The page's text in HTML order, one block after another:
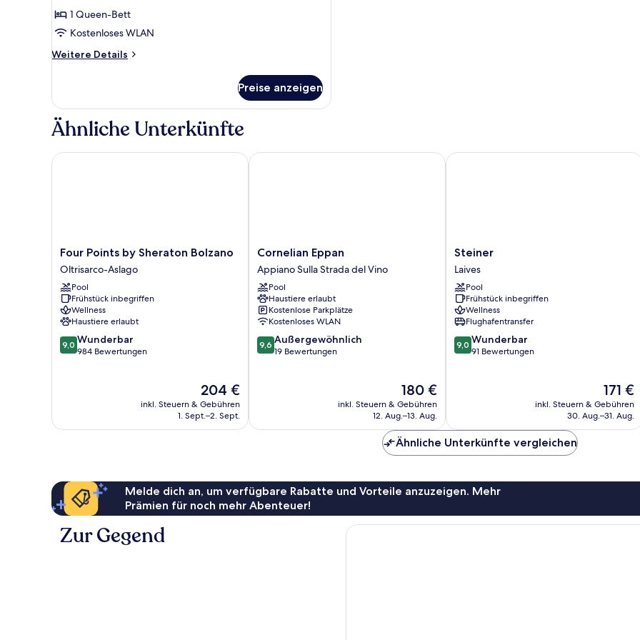
Zimmer
anzeigen
1 Queen-Bett
Kostenloses WLAN
Weitere Details
Weitere
Zimmer
Preise anzeigen
Ähnliche Unterkünfte
Four
Points
by
Sheraton
Bolzano
Oltrisarco-
Aslago
Four Points by Sheraton Bolzano
Oltrisarco-Aslago
Pool
Frühstück inbegriffen
Wellness
Haustiere erlaubt
9.0
von
9,0 Wunderbar
984 Bewertungen
Der
Preis
beträgt
204 €
inkl. Steuern & Gebühren
1. Sept.–2. Sept.
Four Points by Sheraton Bolzano
Cornelian
Eppan
Appiano
Sulla
Strada
del
Vino
Cornelian Eppan
Appiano Sulla Strada del Vino
Pool
Haustiere erlaubt
Kostenlose Parkplätze
Kostenloses WLAN
9.6
von
9,6 Außergewöhnlich
19 Bewertungen
Der
Preis
beträgt
180 €
inkl. Steuern & Gebühren
12. Aug.–13. Aug.
Cornelian Eppan
Steiner
Laives
Steiner
Laives
Pool
Frühstück inbegriffen
Wellness
Flughafentransfer
9.0
von
9,0 Wunderbar
91 Bewertungen
Der
Preis
beträgt
171 €
inkl. Steuern & Gebühren
30. Aug.–31. Aug.
Steiner
Ähnliche Unterkünfte vergleichen
Melde dich an, um verfügbare Rabatte und Vorteile anzuzeigen. Mehr
Prämien für noch mehr Abenteuer!
Zur Gegend